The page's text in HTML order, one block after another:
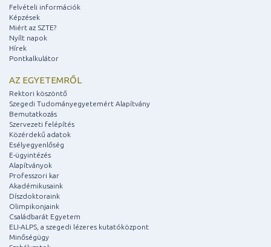
Felvételi információk
Képzések
Miért az SZTE?
Nyílt napok
Hírek
Pontkalkulátor
AZ EGYETEMRŐL
Rektori köszöntő
Szegedi Tudományegyetemért Alapítvány
Bemutatkozás
Szervezeti felépítés
Közérdekű adatok
Esélyegyenlőség
E-ügyintézés
Alapítványok
Professzori kar
Akadémikusaink
Díszdoktoraink
Olimpikonjaink
Családbarát Egyetem
ELI-ALPS, a szegedi lézeres kutatóközpont
Minőségügy